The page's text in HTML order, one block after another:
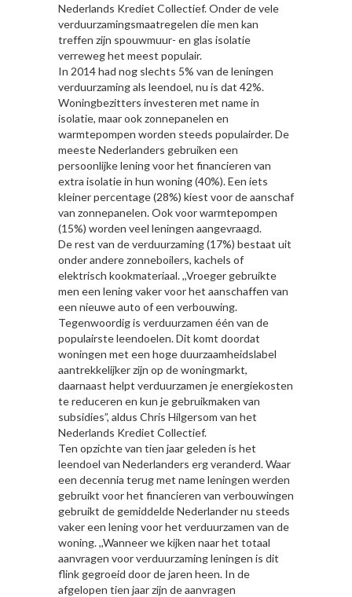
Nederlands Krediet Collectief. Onder de vele
verduurzamingsmaatregelen die men kan
treffen zijn spouwmuur- en glas isolatie
verreweg het meest populair.
In 2014 had nog slechts 5% van de leningen
verduurzaming als leendoel, nu is dat 42%.
Woningbezitters investeren met name in
isolatie, maar ook zonnepanelen en
warmtepompen worden steeds populairder. De
meeste Nederlanders gebruiken een
persoonlijke lening voor het financieren van
extra isolatie in hun woning (40%). Een iets
kleiner percentage (28%) kiest voor de aanschaf
van zonnepanelen. Ook voor warmtepompen
(15%) worden veel leningen aangevraagd.
De rest van de verduurzaming (17%) bestaat uit
onder andere zonneboilers, kachels of
elektrisch kookmateriaal. ,,Vroeger gebruikte
men een lening vaker voor het aanschaffen van
een nieuwe auto of een verbouwing.
Tegenwoordig is verduurzamen één van de
populairste leendoelen. Dit komt doordat
woningen met een hoge duurzaamheidslabel
aantrekkelijker zijn op de woningmarkt,
daarnaast helpt verduurzamen je energiekosten
te reduceren en kun je gebruikmaken van
subsidies”, aldus Chris Hilgersom van het
Nederlands Krediet Collectief.
Ten opzichte van tien jaar geleden is het
leendoel van Nederlanders erg veranderd. Waar
een decennia terug met name leningen werden
gebruikt voor het financieren van verbouwingen
gebruikt de gemiddelde Nederlander nu steeds
vaker een lening voor het verduurzamen van de
woning. ,,Wanneer we kijken naar het totaal
aanvragen voor verduurzaming leningen is dit
flink gegroeid door de jaren heen. In de
afgelopen tien jaar zijn de aanvragen